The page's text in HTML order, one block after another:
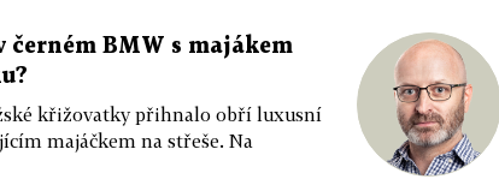
černém BMW s majákem
křižovatky přihnalo obří luxusní
majáčkem na střeše. Na